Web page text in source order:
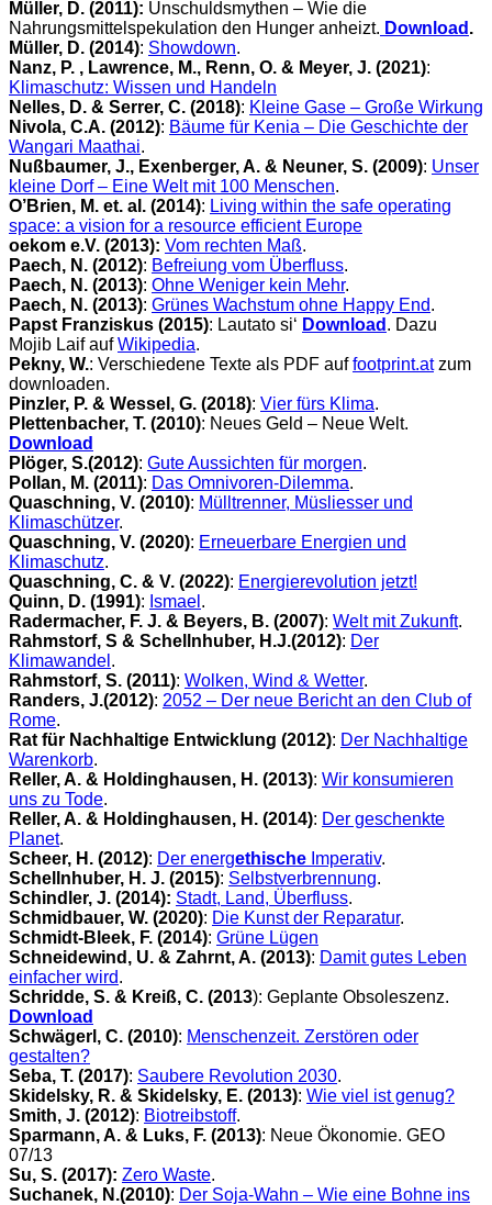
Müller, D. (2011): Unschuldsmythen – Wie die
Nahrungsmittelspekulation den Hunger anheizt. Download .
Müller, D. (2014): Showdown.
Nanz, P. , Lawrence, M., Renn, O. & Meyer, J. (2021):
Klimaschutz: Wissen und Handeln
Nelles, D. & Serrer, C. (2018): Kleine Gase – Große Wirkung
Nivola, C.A. (2012): Bäume für Kenia – Die Geschichte der
Wangari Maathai.
Nußbaumer, J., Exenberger, A. & Neuner, S. (2009): Unser
kleine Dorf – Eine Welt mit 100 Menschen.
O’Brien, M. et. al. (2014): Living within the safe operating
space: a vision for a resource efficient Europe
oekom e.V. (2013): Vom rechten Maß.
Paech, N. (2012): Befreiung vom Überfluss.
Paech, N. (2013): Ohne Weniger kein Mehr.
Paech, N. (2013): Grünes Wachstum ohne Happy End.
Papst Franziskus (2015): Lautato si‘ Download . Dazu
Mojib Laif aufWikipedia.
Pekny, W.: Verschiedene Texte als PDF auffootprint.atzum
downloaden.
Pinzler, P. & Wessel, G. (2018): Vier fürs Klima.
Plettenbacher, T. (2010): Neues Geld – Neue Welt.
Download
Plöger, S.(2012): Gute Aussichten für morgen.
Pollan, M. (2011): Das Omnivoren-Dilemma.
Quaschning, V. (2010): Mülltrenner, Müsliesser und
Klimaschützer.
Quaschning, V. (2020): Erneuerbare Energien und
Klimaschutz.
Quaschning, C. & V. (2022): Energierevolution jetzt!
Quinn, D. (1991): Ismael .
Radermacher, F. J. & Beyers, B. (2007): Welt mit Zukunft.
Rahmstorf, S & Schellnhuber, H.J.(2012): Der
Klimawandel .
Rahmstorf, S. (2011): Wolken, Wind & Wetter.
Randers, J.(2012): 2052 – Der neue Bericht an den Club of
Rome.
Rat für Nachhaltige Entwicklung (2012): Der Nachhaltige
Warenkorb.
Reller, A. & Holdinghausen, H. (2013): Wir konsumieren
uns zu Tode.
Reller, A. & Holdinghausen, H. (2014): Der geschenkte
Planet.
Scheer, H. (2012): Der energethische Imperativ.
Schellnhuber, H. J. (2015): Selbstverbrennung.
Schindler, J. (2014): Stadt, Land, Überfluss.
Schmidbauer, W. (2020): Die Kunst der Reparatur.
Schmidt-Bleek, F. (2014): Grüne Lügen
Schneidewind, U. & Zahrnt, A. (2013): Damit gutes Leben
einfacher wird.
Schridde, S. & Kreiß, C. (2013): Geplante Obsoleszenz.
Download
Schwägerl, C. (2010): Menschenzeit. Zerstören oder
gestalten?
Seba, T. (2017): Saubere Revolution 2030.
Skidelsky, R. & Skidelsky, E. (2013): Wie viel ist genug?
Smith, J. (2012): Biotreibstoff.
Sparmann, A. & Luks, F. (2013): Neue Ökonomie. GEO
07/13
Su, S. (2017): Zero Waste.
Suchanek, N.(2010): Der Soja-Wahn – Wie eine Bohne ins